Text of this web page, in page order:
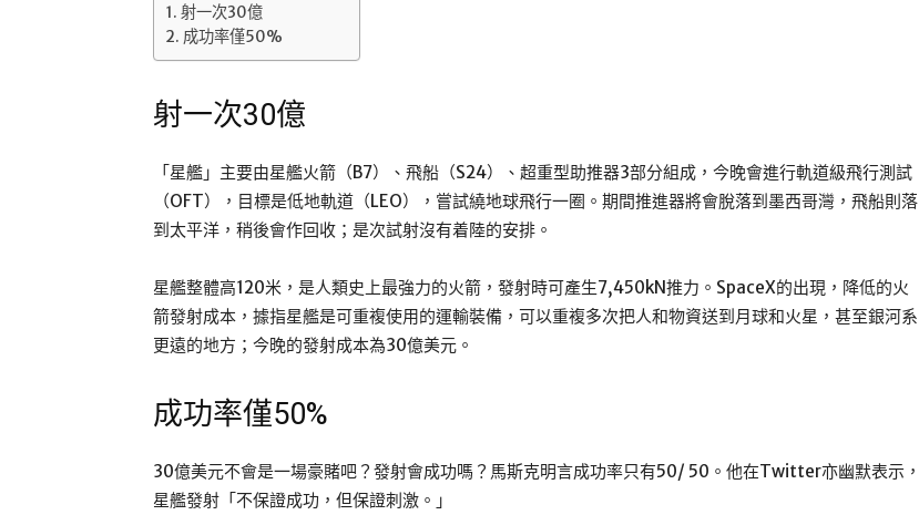
射一次30億
成功率僅50%
射一次30億
「星艦」主要由星艦火箭（B7）、飛船（S24）、超重型助推器3部分組成，今晚會進行軌道級飛行測試
（OFT），目標是低地軌道（LEO），嘗試繞地球飛行一圈。期間推進器將會脫落到墨西哥灣，飛船則落
到太平洋，稍後會作回收；是次試射沒有着陸的安排。
星艦整體高120米，是人類史上最強力的火箭，發射時可產生7,450kN推力。SpaceX的出現，降低的火
箭發射成本，據指星艦是可重複使用的運輸裝備，可以重複多次把人和物資送到月球和火星，甚至銀河系
更遠的地方；今晚的發射成本為30億美元。
成功率僅50%
30億美元不會是一場豪賭吧？發射會成功嗎？馬斯克明言成功率只有50/ 50。他在Twitter亦幽默表示，
星艦發射「不保證成功，但保證刺激。」